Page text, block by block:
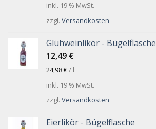
inkl. 19 % MwSt.
zzgl. Versandkosten
Glühweinlikör - Bügelflasche
12,49 €
24,98€/ l
inkl. 19 % MwSt.
zzgl. Versandkosten
Eierlikör - Bügelflasche